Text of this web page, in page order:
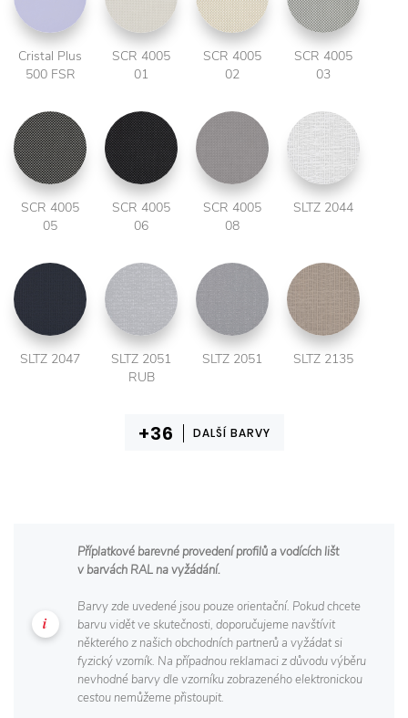
Cristal Plus
500 FSR
SCR 4005
01
SCR 4005
02
SCR 4005
03
SCR 4005
05
SCR 4005
06
SCR 4005
08
SLTZ 2044
SLTZ 2047
SLTZ 2051
RUB
SLTZ 2051 SLTZ 2135
DALŠÍ BARVY
Příplatkové barevné provedení profilů a vodících lišt
v barvách RAL na vyžádání.
Barvy zde uvedené jsou pouze orientační. Pokud chcete
barvu vidět ve skutečnosti, doporučujeme navštívit
některého z našich obchodních partnerů a vyžádat si
fyzický vzorník. Na případnou reklamaci z důvodu výběru
nevhodné barvy dle vzorníku zobrazeného elektronickou
cestou nemůžeme přistoupit.